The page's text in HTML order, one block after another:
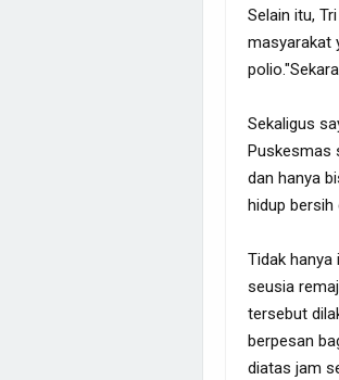
Selain itu,
masyarakat
Sekaligus
Puskesmas
dan hanya
hidup bersih
Tidak hanya
seusia
tersebut
berpesan
diatas jam